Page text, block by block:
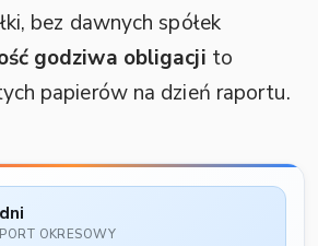
bez dawnych spółek
godziwa obligacji to
papierów na dzień raportu.
OKRESOWY